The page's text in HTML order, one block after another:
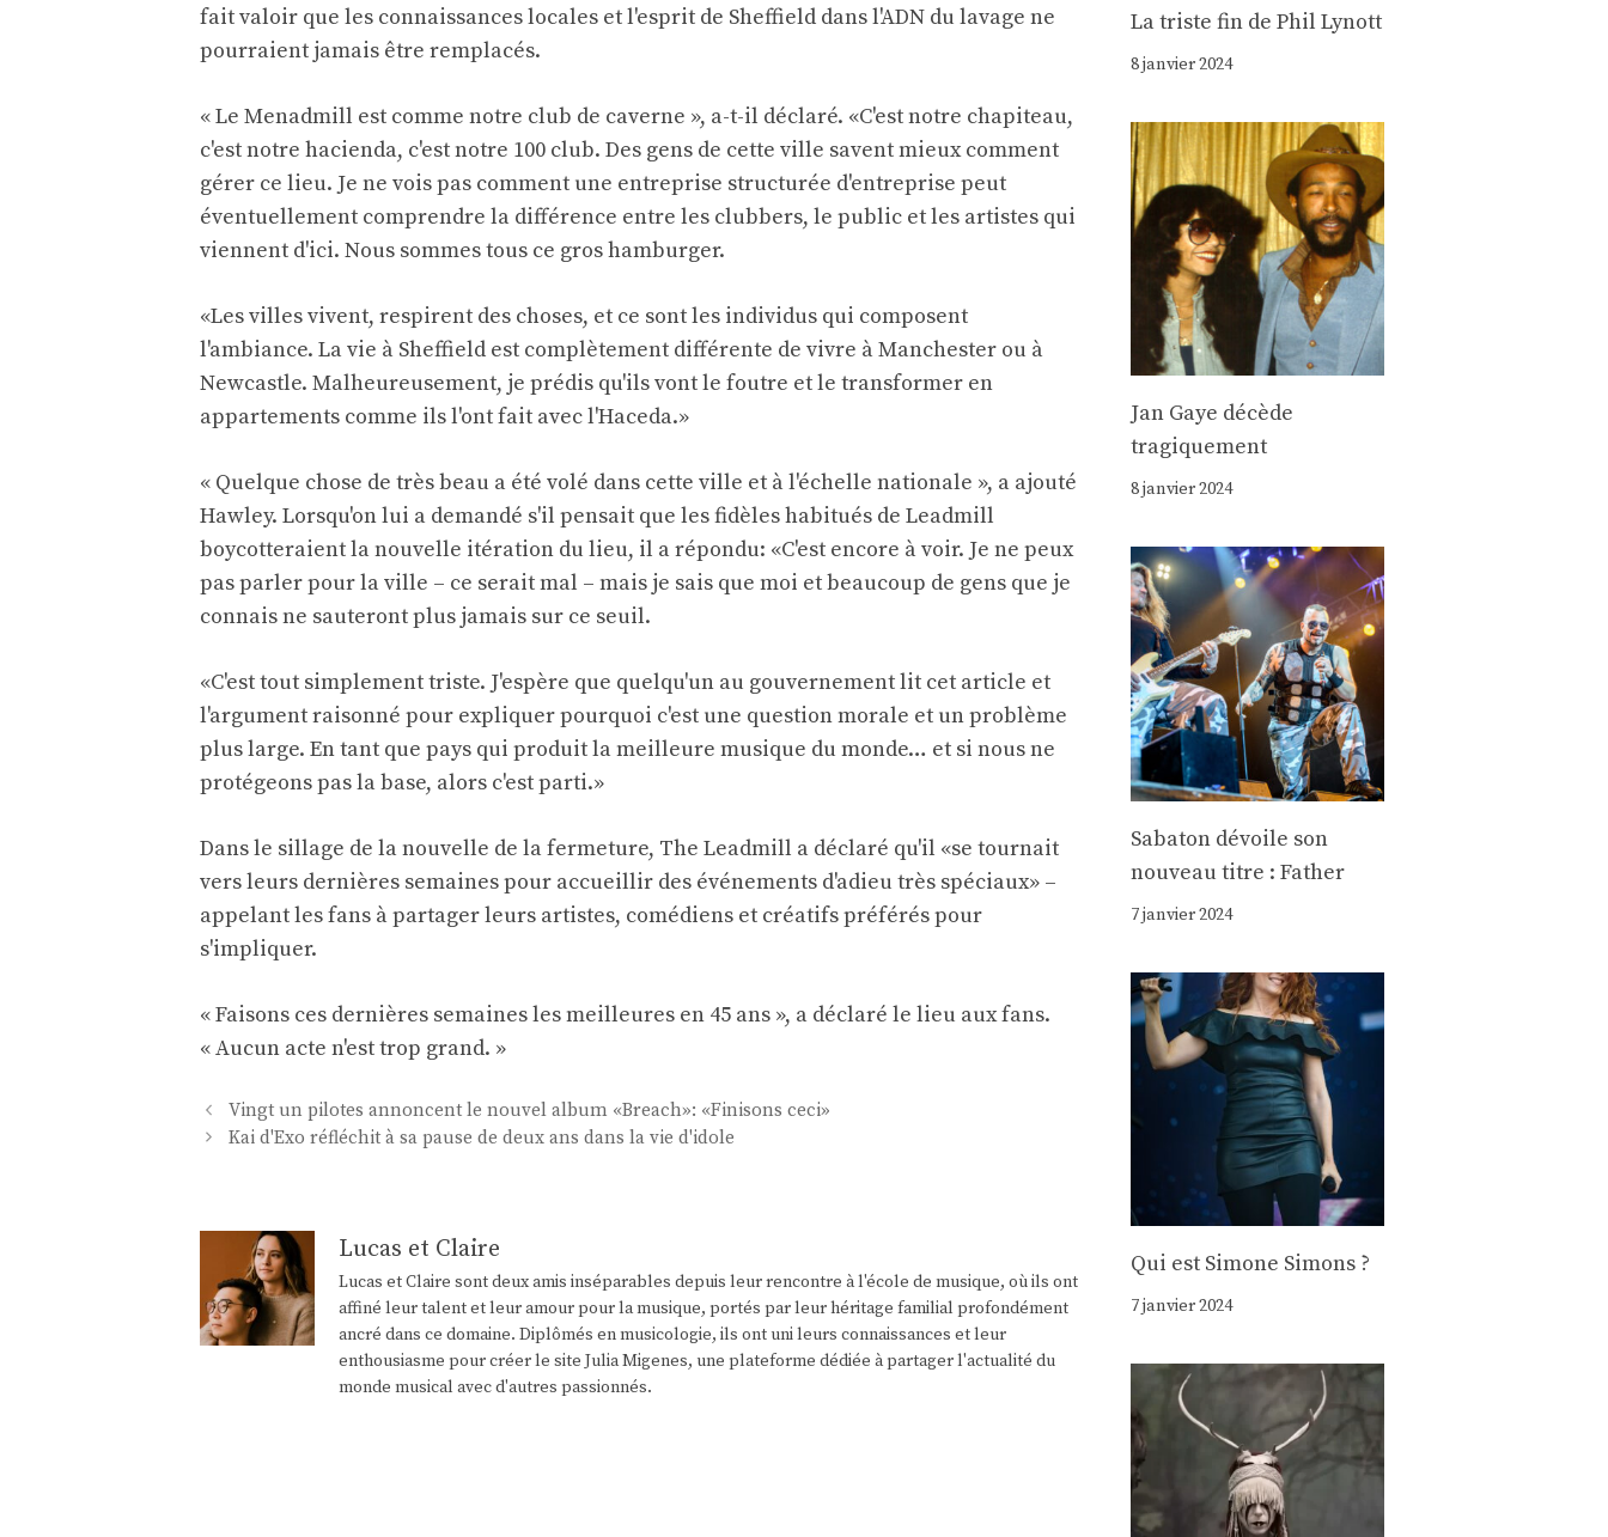
fait valoir que les connaissances locales et l'esprit de Sheffield dans l'ADN du lavage ne
pourraient jamais être remplacés.
« Le Menadmill est comme notre club de caverne », a-t-il déclaré. «C'est notre chapiteau,
c'est notre hacienda, c'est notre 100 club. Des gens de cette ville savent mieux comment
gérer ce lieu. Je ne vois pas comment une entreprise structurée d'entreprise peut
éventuellement comprendre la différence entre les clubbers, le public et les artistes qui
viennent d'ici. Nous sommes tous ce gros hamburger.
«Les villes vivent, respirent des choses, et ce sont les individus qui composent
l'ambiance. La vie à Sheffield est complètement différente de vivre à Manchester ou à
Newcastle. Malheureusement, je prédis qu'ils vont le foutre et le transformer en
appartements comme ils l'ont fait avec l'Haceda.»
« Quelque chose de très beau a été volé dans cette ville et à l'échelle nationale », a ajouté
Hawley. Lorsqu'on lui a demandé s'il pensait que les fidèles habitués de Leadmill
boycotteraient la nouvelle itération du lieu, il a répondu: «C'est encore à voir. Je ne peux
pas parler pour la ville – ce serait mal – mais je sais que moi et beaucoup de gens que je
connais ne sauteront plus jamais sur ce seuil.
«C'est tout simplement triste. J'espère que quelqu'un au gouvernement lit cet article et
l'argument raisonné pour expliquer pourquoi c'est une question morale et un problème
plus large. En tant que pays qui produit la meilleure musique du monde… et si nous ne
protégeons pas la base, alors c'est parti.»
Dans le sillage de la nouvelle de la fermeture, The Leadmill a déclaré qu'il «se tournait
vers leurs dernières semaines pour accueillir des événements d'adieu très spéciaux» –
appelant les fans à partager leurs artistes, comédiens et créatifs préférés pour
s'impliquer.
« Faisons ces dernières semaines les meilleures en 45 ans », a déclaré le lieu aux fans.
« Aucun acte n'est trop grand. »
Navigation
des
Vingt un pilotes annoncent le nouvel album «Breach»: «Finisons ceci»
Kai d'Exo réfléchit à sa pause de deux ans dans la vie d'idole
Lucas et Claire
Lucas et Claire sont deux amis inséparables depuis leur rencontre à l'école de musique, où ils ont
affiné leur talent et leur amour pour la musique, portés par leur héritage familial profondément
ancré dans ce domaine. Diplômés en musicologie, ils ont uni leurs connaissances et leur
enthousiasme pour créer le site Julia Migenes, une plateforme dédiée à partager l'actualité du
monde musical avec d'autres passionnés.
La triste fin de Phil Lynott
8 janvier 2024
Jan Gaye décède
tragiquement
8 janvier 2024
Sabaton dévoile son
nouveau titre : Father
7 janvier 2024
Qui est Simone Simons ?
7 janvier 2024